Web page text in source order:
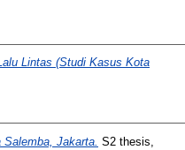
Lintas (Studi Kasus Kota
Jakarta. S2 thesis,